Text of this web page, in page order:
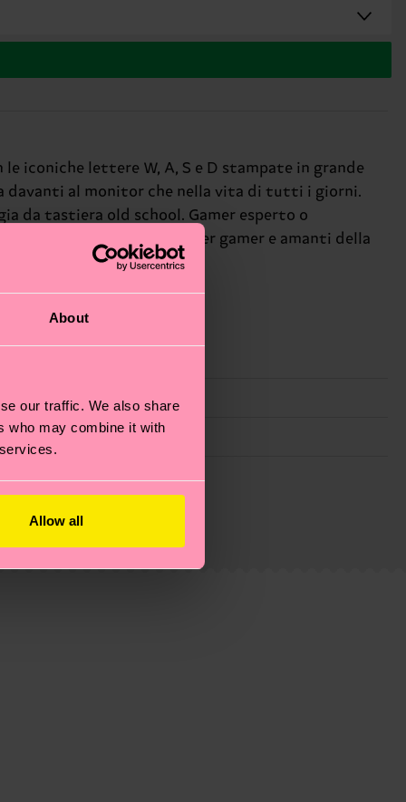
About
our traffic. We also share
who may combine it with
Allow all
iconiche lettere W, A, S e D stampate in grande
davanti al monitor che nella vita di tutti i giorni.
da tastiera old school. Gamer esperto o
Ideali come regalo per gamer e amanti della
un’occhiata alla nostra
solo di una stima: la consegna effettiva